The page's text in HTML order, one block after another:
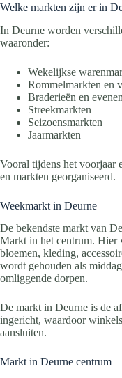
Welke markten zijn er in
In Deurne worden
waaronder:
Wekelijkse
Rommelmarkten en
Braderieën en
Streekmarkten
Seizoensmarkten
Jaarmarkten
Vooral tijdens het voorjaar
en markten georganiseerd.
Weekmarkt in Deurne
De bekendste markt van
Markt in het centrum. Hier
bloemen, kleding,
wordt gehouden als
omliggende dorpen.
De markt in Deurne is de
ingericht, waardoor
aansluiten.
Markt in Deurne centrum